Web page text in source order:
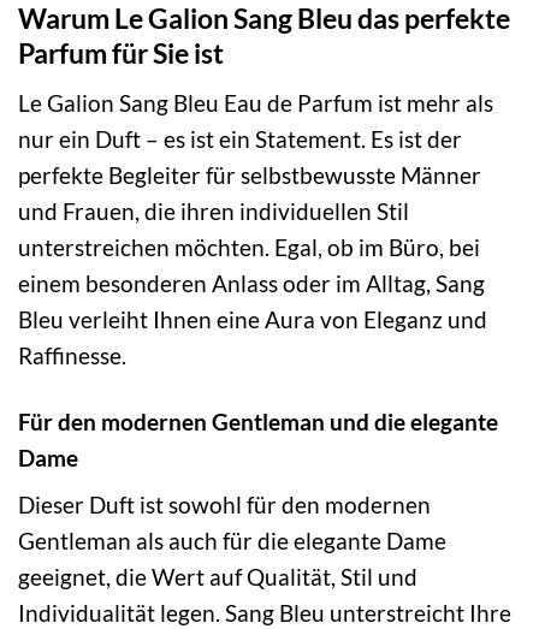
Warum Le Galion Sang Bleu das perfekte
Parfum für Sie ist
Le Galion Sang Bleu Eau de Parfum ist mehr als
nur ein Duft – es ist ein Statement. Es ist der
perfekte Begleiter für selbstbewusste Männer
und Frauen, die ihren individuellen Stil
unterstreichen möchten. Egal, ob im Büro, bei
einem besonderen Anlass oder im Alltag, Sang
Bleu verleiht Ihnen eine Aura von Eleganz und
Raffinesse.
Für den modernen Gentleman und die elegante
Dame
Dieser Duft ist sowohl für den modernen
Gentleman als auch für die elegante Dame
geeignet, die Wert auf Qualität, Stil und
Individualität legen. Sang Bleu unterstreicht Ihre